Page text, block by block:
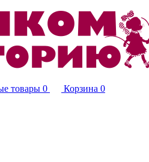
товары 0 Корзина 0